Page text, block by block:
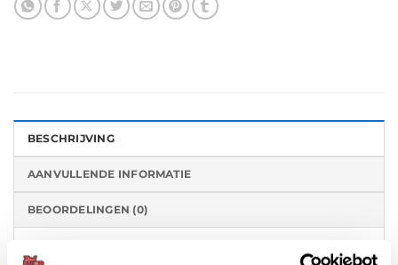
BESCHRIJVING
AANVULLENDE INFORMATIE
BEOORDELINGEN (0)